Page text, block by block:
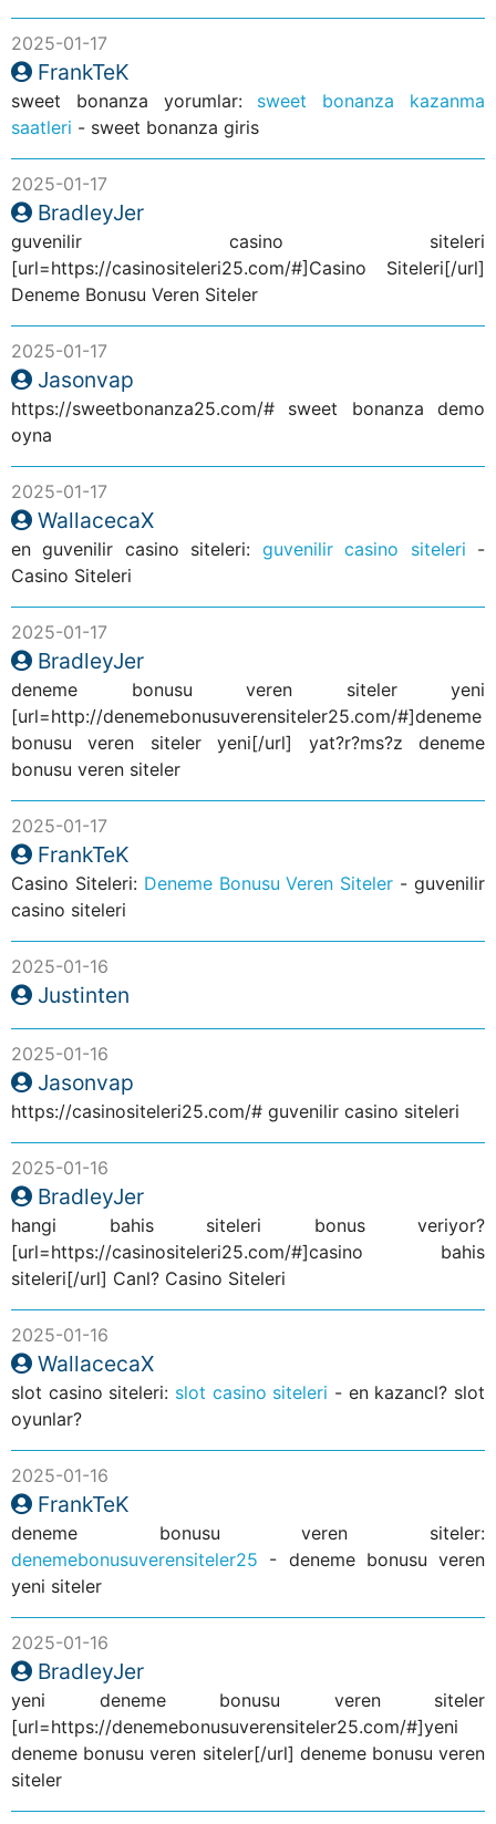
2025-01-17
FrankTeK
sweet bonanza yorumlar: sweet bonanza kazanma
saatleri - sweet bonanza giris
2025-01-17
BradleyJer
guvenilir casino siteleri
[url=https://casinositeleri25.com/#]Casino Siteleri[/url]
Deneme Bonusu Veren Siteler
2025-01-17
Jasonvap
https://sweetbonanza25.com/# sweet bonanza demo
oyna
2025-01-17
WallacecaX
en guvenilir casino siteleri: guvenilir casino siteleri -
Casino Siteleri
2025-01-17
BradleyJer
deneme bonusu veren siteler yeni
[url=http://denemebonusuverensiteler25.com/#]deneme
bonusu veren siteler yeni[/url] yat?r?ms?z deneme
bonusu veren siteler
2025-01-17
FrankTeK
Casino Siteleri: Deneme Bonusu Veren Siteler - guvenilir
casino siteleri
2025-01-16
Justinten
2025-01-16
Jasonvap
https://casinositeleri25.com/# guvenilir casino siteleri
2025-01-16
BradleyJer
hangi bahis siteleri bonus veriyor?
[url=https://casinositeleri25.com/#]casino bahis
siteleri[/url] Canl? Casino Siteleri
2025-01-16
WallacecaX
slot casino siteleri: slot casino siteleri - en kazancl? slot
oyunlar?
2025-01-16
FrankTeK
deneme bonusu veren siteler:
denemebonusuverensiteler25 - deneme bonusu veren
yeni siteler
2025-01-16
BradleyJer
yeni deneme bonusu veren siteler
[url=https://denemebonusuverensiteler25.com/#]yeni
deneme bonusu veren siteler[/url] deneme bonusu veren
siteler